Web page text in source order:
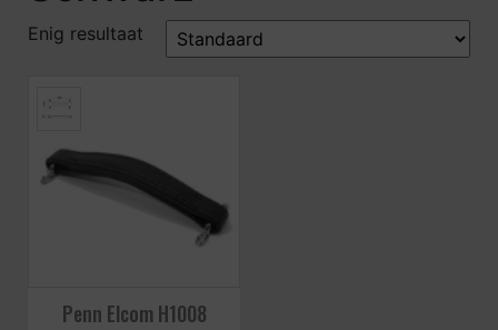
Enig resultaat
Penn Elcom H1008